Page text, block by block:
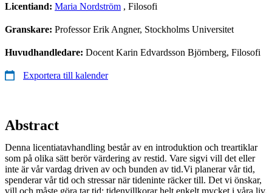
Licentiand: Maria Nordström , Filosofi
Granskare: Professor Erik Angner, Stockholms Universitet
Huvudhandledare: Docent Karin Edvardsson Björnberg, Filosofi
Exportera till kalender
Abstract
Denna licentiatavhandling består av en introduktion och treartiklar
som på olika sätt berör värdering av restid. Vare sigvi vill det eller
inte är vår vardag driven av och bunden av tid.Vi planerar vår tid,
spenderar vår tid och stressar när tideninte räcker till. Det vi önskar,
vill och måste göra tar tid; tidenvillkorar helt enkelt mycket i våra liv.